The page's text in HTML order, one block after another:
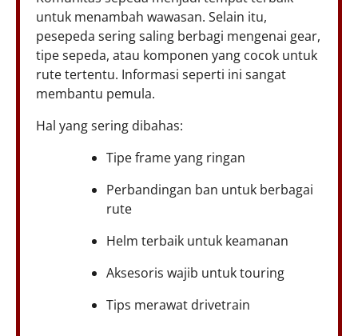
untuk menambah wawasan. Selain itu,
pesepeda sering saling berbagi mengenai gear,
tipe sepeda, atau komponen yang cocok untuk
rute tertentu. Informasi seperti ini sangat
membantu pemula.
Hal yang sering dibahas:
Tipe frame yang ringan
Perbandingan ban untuk berbagai
rute
Helm terbaik untuk keamanan
Aksesoris wajib untuk touring
Tips merawat drivetrain